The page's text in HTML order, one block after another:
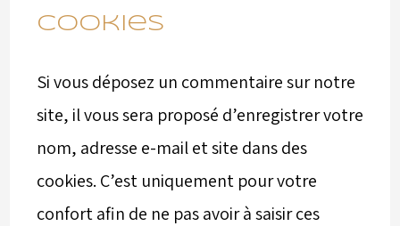
Cookies
Si vous déposez un commentaire sur notre
site, il vous sera proposé d’enregistrer votre
nom, adresse e-mail et site dans des
cookies. C’est uniquement pour votre
confort afin de ne pas avoir à saisir ces